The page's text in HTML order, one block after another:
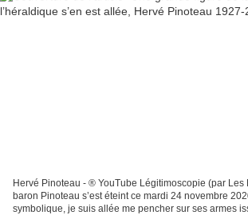
Hervé Pinoteau - ® YouTube Légitimoscopie (par Les
baron Pinoteau s’est éteint ce mardi 24 novembre
symbolique, je suis allée me pencher sur ses armes